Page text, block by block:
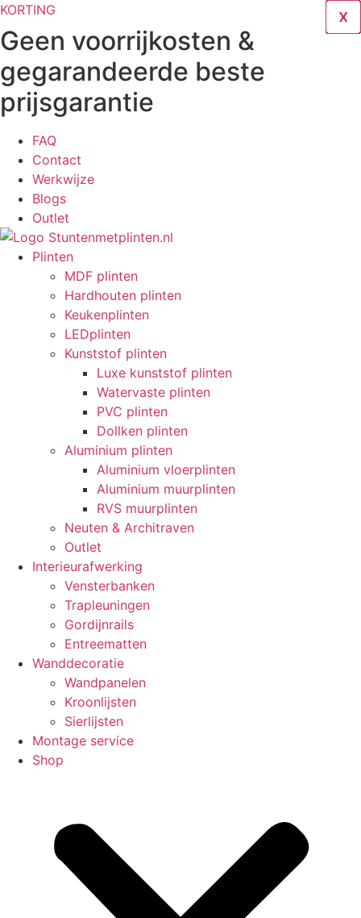
Ga
naar
de
inhoud
KORTING
Geen voorrijkosten &
gegarandeerde beste
prijsgarantie
FAQ
Contact
Werkwijze
Blogs
Outlet
Plinten
MDF plinten
Hardhouten plinten
Keukenplinten
LEDplinten
Kunststof plinten
Luxe kunststof plinten
Watervaste plinten
PVC plinten
Dollken plinten
Aluminium plinten
Aluminium vloerplinten
Aluminium muurplinten
RVS muurplinten
Neuten & Architraven
Outlet
Interieurafwerking
Vensterbanken
Trapleuningen
Gordijnrails
Entreematten
Wanddecoratie
Wandpanelen
Kroonlijsten
Sierlijsten
Montage service
Shop
X
X
X
X
X
X
X
X
X